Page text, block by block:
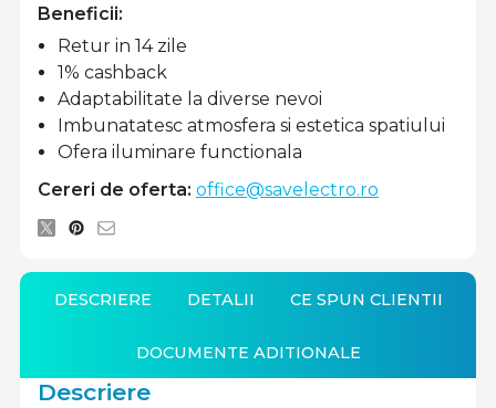
Beneficii:
Retur in 14 zile
1% cashback
Adaptabilitate la diverse nevoi
Imbunatatesc atmosfera si estetica spatiului
Ofera iluminare functionala
Cereri de oferta: office@savelectro.ro
DESCRIERE DETALII CE SPUN CLIENTII
DOCUMENTE ADITIONALE
Descriere